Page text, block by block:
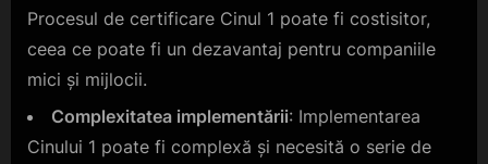
Procesul de certificare Cinul 1 poate fi costisitor,
ceea ce poate fi un dezavantaj pentru companiile
mici și mijlocii.
Complexitatea implementării: Implementarea
Cinului 1 poate fi complexă și necesită o serie de